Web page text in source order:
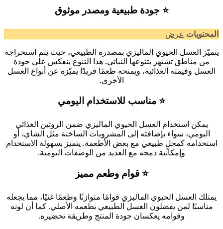
⭐ جودة طبيعية ومصدر موثوق
المحتويات عرض
يتميّز العسل الحيوي الماليزي بمصدره الطبيعي، حيث يتم استخراجه
من مناطق تشتهر بتنوعها النباتي. هذا التنوع ينعكس على جودة
العسل وقيمته الغذائية، ويمنحه طعمًا فريدًا يميّزه عن أنواع العسل
الأخرى.
⭐ مناسب للاستخدام اليومي
يمكن استخدام العسل الحيوي الماليزي ضمن الروتين الغذائي
اليومي، سواء بإضافته إلى المشروبات الساخنة مثل الشاي، أو
استخدامه كمحلٍ طبيعي مع بعض الأطعمة. يتميز بسهولة الاستخدام
وإمكانية دمجه مع العديد من الوصفات اليومية.
⭐ قوام وطعم مميز
يمتلك العسل الحيوي الماليزي قوامًا متوازنًا وطعمًا غنيًا، مما يجعله
مناسبًا لمن يفضلون العسل الطبيعي بطعمه الأصلي. كما أن لونه
وقوامه يعكسان جودة المنتج وطريقة تحضيره.